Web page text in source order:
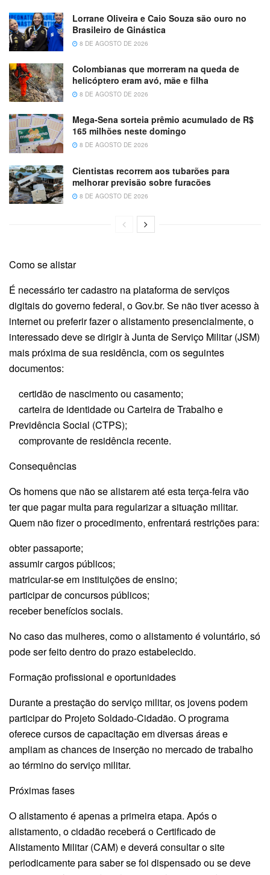
Lorrane Oliveira e Caio Souza são ouro no
Brasileiro de Ginástica
8 DE AGOSTO DE 2026
Colombianas que morreram na queda de
helicóptero eram avó, mãe e filha
8 DE AGOSTO DE 2026
Mega-Sena sorteia prêmio acumulado de R$
165 milhões neste domingo
8 DE AGOSTO DE 2026
Cientistas recorrem aos tubarões para
melhorar previsão sobre furacões
8 DE AGOSTO DE 2026
Como se alistar
É necessário ter cadastro na plataforma de serviços
digitais do governo federal, o Gov.br. Se não tiver acesso à
internet ou preferir fazer o alistamento presencialmente, o
interessado deve se dirigir à Junta de Serviço Militar (JSM)
mais próxima de sua residência, com os seguintes
documentos:
certidão de nascimento ou casamento;
carteira de identidade ou Carteira de Trabalho e
Previdência Social (CTPS);
comprovante de residência recente.
Consequências
Os homens que não se alistarem até esta terça-feira vão
ter que pagar multa para regularizar a situação militar.
Quem não fizer o procedimento, enfrentará restrições para:
obter passaporte;
assumir cargos públicos;
matricular-se em instituições de ensino;
participar de concursos públicos;
receber benefícios sociais.
No caso das mulheres, como o alistamento é voluntário, só
pode ser feito dentro do prazo estabelecido.
Formação profissional e oportunidades
Durante a prestação do serviço militar, os jovens podem
participar do Projeto Soldado-Cidadão. O programa
oferece cursos de capacitação em diversas áreas e
ampliam as chances de inserção no mercado de trabalho
ao término do serviço militar.
Próximas fases
O alistamento é apenas a primeira etapa. Após o
alistamento, o cidadão receberá o Certificado de
Alistamento Militar (CAM) e deverá consultar o site
periodicamente para saber se foi dispensado ou se deve